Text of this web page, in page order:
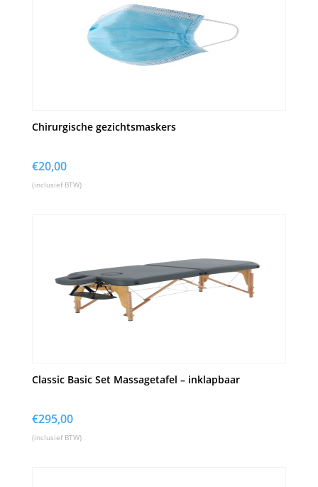
Chirurgische gezichtsmaskers
€20,00
(inclusief BTW)
Classic Basic Set Massagetafel – inklapbaar
€295,00
(inclusief BTW)